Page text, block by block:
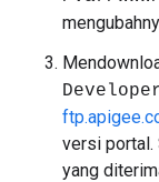
versi portal.
yang